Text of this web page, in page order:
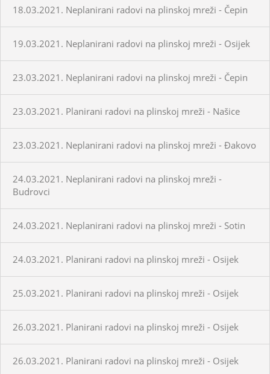
18.03.2021. Neplanirani radovi na plinskoj mreži - Čepin
19.03.2021. Neplanirani radovi na plinskoj mreži - Osijek
23.03.2021. Neplanirani radovi na plinskoj mreži - Čepin
23.03.2021. Planirani radovi na plinskoj mreži - Našice
23.03.2021. Neplanirani radovi na plinskoj mreži - Đakovo
24.03.2021. Neplanirani radovi na plinskoj mreži -
Budrovci
24.03.2021. Neplanirani radovi na plinskoj mreži - Sotin
24.03.2021. Planirani radovi na plinskoj mreži - Osijek
25.03.2021. Planirani radovi na plinskoj mreži - Osijek
26.03.2021. Planirani radovi na plinskoj mreži - Osijek
26.03.2021. Planirani radovi na plinskoj mreži - Osijek